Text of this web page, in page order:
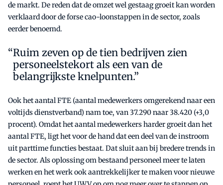
de markt. De reden dat de omzet wel gestaag groeit kan worden
verklaard door de forse cao-loonstappen in de sector, zoals
eerder benoemd.
Ruim zeven op de tien bedrijven zien
personeelstekort als een van de
belangrijkste knelpunten.”
Ook het aantal FTE (aantal medewerkers omgerekend naar een
voltijds dienstverband) nam toe, van 37.290 naar 38.420 (+3,0
procent). Omdat het aantal medewerkers harder groeit dan het
aantal FTE, ligt het voor de hand dat een deel van de instroom
uit parttime functies bestaat. Dat sluit aan bij bredere trends in
de sector. Als oplossing om bestaand personeel meer te laten
werken en het werk ook aantrekkelijker te maken voor nieuwe